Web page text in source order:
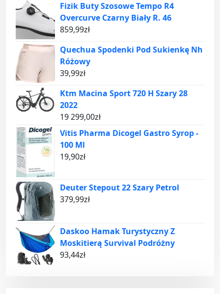
Fizik Buty Szosowe Tempo R4
Overcurve Czarny Biały R. 46
859,99zł
Quechua Spodenki Pod Sukienkę Nh
Różowy
39,99zł
Ktm Macina Sport 720 H Szary 28
2022
19 299,00zł
Vitis Pharma Dicogel Gastro Syrop -
100 Ml
19,90zł
Deuter Stepout 22 Szary Petrol
379,99zł
Daskoo Hamak Turystyczny Z
Moskitierą Survival Podróżny
93,44zł